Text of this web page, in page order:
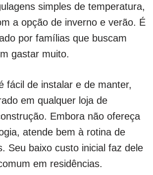
simples de temperatura,
a opção de inverno e verão. É
por famílias que buscam
gastar muito.
fácil de instalar e de manter,
em qualquer loja de
Embora não ofereça
atende bem à rotina de
Seu baixo custo inicial faz dele
em residências.